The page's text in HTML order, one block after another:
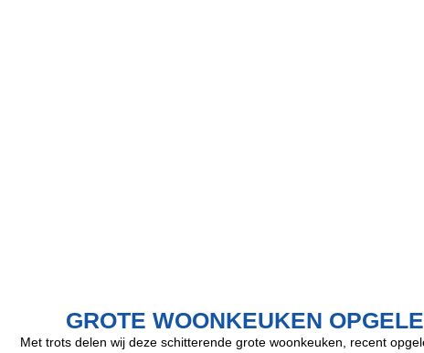
GROTE WOONKEUKEN
Met trots delen wij deze schitterende grote woonkeuken, recent